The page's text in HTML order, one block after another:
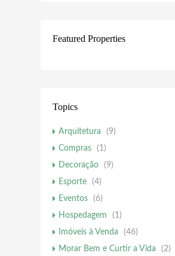
Featured Properties
Topics
Arquitetura
(9)
Compras
(1)
Decoração
(9)
Esporte
(4)
Eventos
(6)
Hospedagem
(1)
Imóveis à Venda
(46)
Morar Bem e Curtir a Vida
(2)